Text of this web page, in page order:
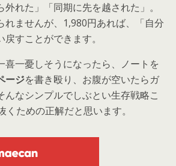
れた」「同期に先を越された」。
れませんが、1,980円あれば、「自分
すことができます。
一憂しそうになったら、ノートを
ージを書き殴り、お腹が空いたらガ
んなシンプルでしぶとい生存戦略こ
くための正解だと思います。